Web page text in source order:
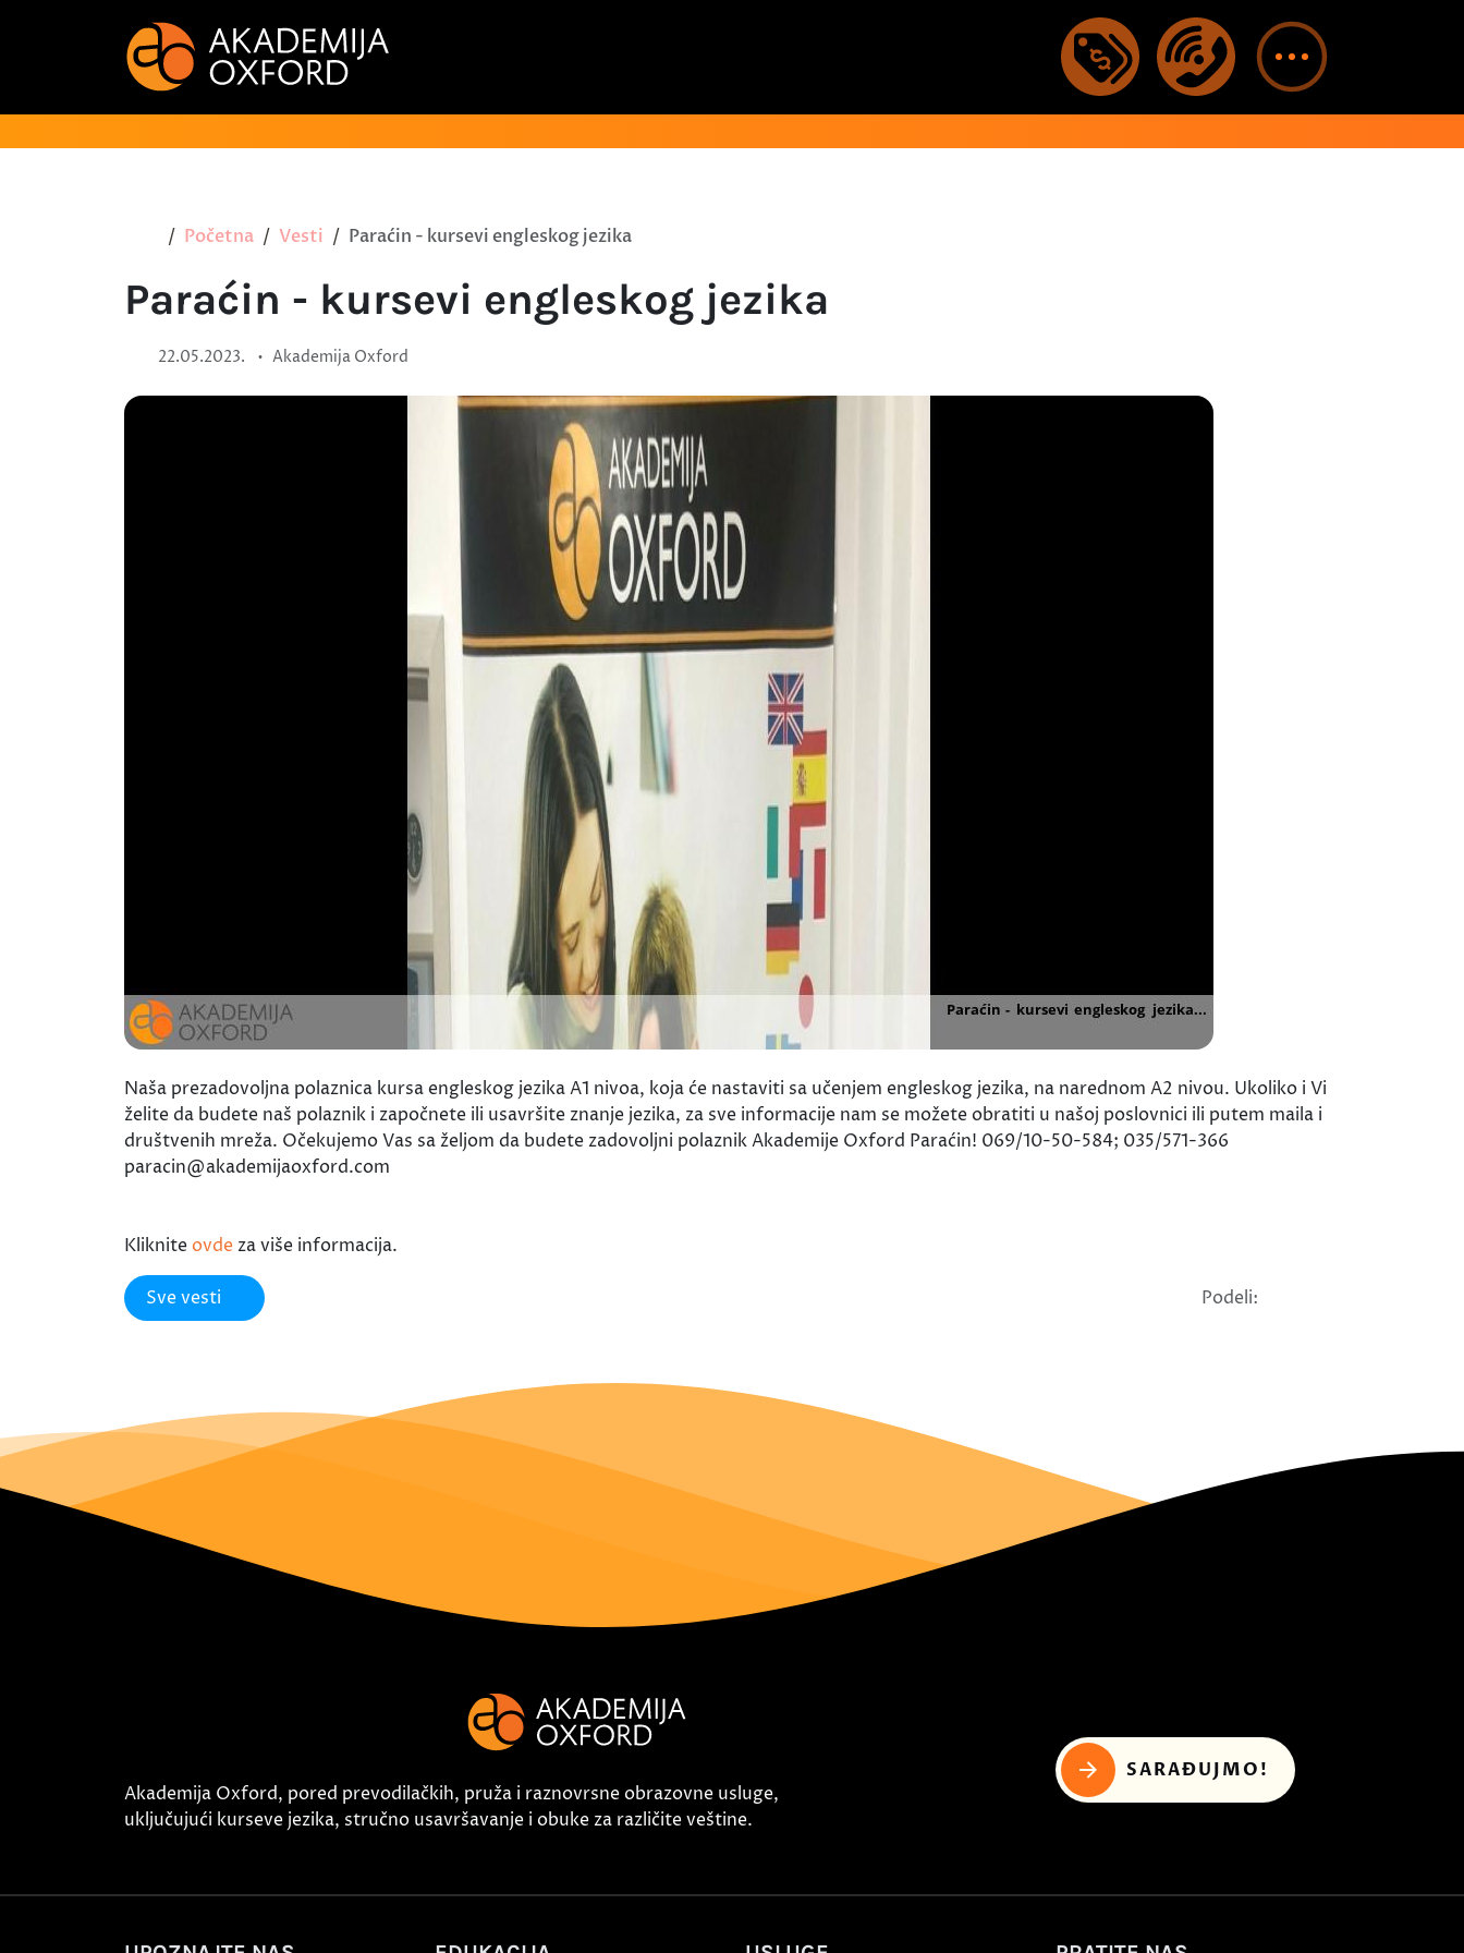
Početna Vesti Paraćin - kursevi engleskog jezika
Paraćin - kursevi engleskog jezika
22.05.2023. • Akademija Oxford
Naša prezadovoljna polaznica kursa engleskog jezika A1 nivoa, koja će nastaviti sa učenjem engleskog jezika, na narednom A2 nivou. Ukoliko i Vi
želite da budete naš polaznik i započnete ili usavršite znanje jezika, za sve informacije nam se možete obratiti u našoj poslovnici ili putem maila i
društvenih mreža. Očekujemo Vas sa željom da budete zadovoljni polaznik Akademije Oxford Paraćin! 069/10-50-584; 035/571-366
paracin@akademijaoxford.com
Kliknite ovde za više informacija.
Sve vesti Podeli:
Akademija Oxford, pored prevodilačkih, pruža i raznovrsne obrazovne usluge,
uključujući kurseve jezika, stručno usavršavanje i obuke za različite veštine.
SARAĐUJMO!